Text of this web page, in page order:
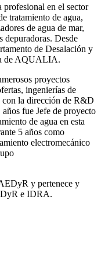
profesional en el sector
tratamiento de agua,
de agua de mar,
depuradoras. Desde
de Desalación y
de AQUALIA.
proyectos
ingenierías de
con la dirección de R&D
fue Jefe de proyecto
de agua en esta
5 años como
electromecánico
y pertenece y
e IDRA.